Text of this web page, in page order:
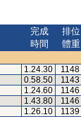
完成
時間
排位
體重
1.24.30 1148
0.58.50 1143
1.24.60 1146
1.43.80 1146
1.26.10 1139